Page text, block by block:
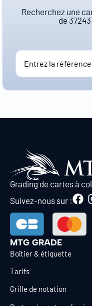
Recherchez une
de 37243
Grading de cartes à
Suivez-nous sur :
MTG GRADE
Boîtier & étiquette
Tarifs
Grille de notation